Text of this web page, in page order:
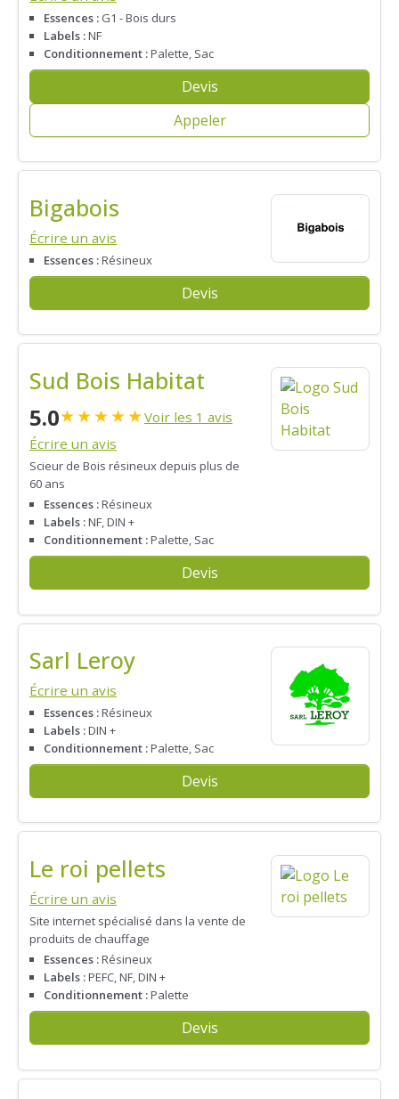
Essences : G1 - Bois durs
Labels :NF
Conditionnement :Palette, Sac
Devis
Appeler
Bigabois
Écrire un avis
Essences :Résineux
Devis
Sud Bois Habitat
5.0★★★★★Voir les 1 avis
Écrire un avis
Scieur de Bois résineux depuis plus de
60 ans
Essences :Résineux
Labels :NF, DIN +
Conditionnement :Palette, Sac
Devis
Sarl Leroy
Écrire un avis
Essences :Résineux
Labels :DIN +
Conditionnement :Palette, Sac
Devis
Le roi pellets
Écrire un avis
Site internet spécialisé dans la vente de
produits de chauffage
Essences :Résineux
Labels :PEFC, NF, DIN +
Conditionnement :Palette
Devis